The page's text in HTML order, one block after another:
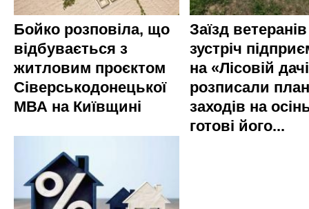
Бойко розповіла, що
відбувається з
житловим проєктом
Сіверськодонецької
МВА на Київщині
Заїзд
зустріч
на «Лісовій
розписали план
заходів на
готові його...